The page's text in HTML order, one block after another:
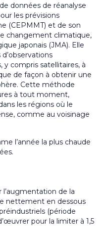
données de réanalyse
les prévisions
(CEPMMT) et de son
changement climatique,
japonais (JMA). Elle
compris satellitaires, à
de façon à obtenir une
Cette méthode
à tout moment,
les régions où le
comme au voisinage
l’année la plus chaude
l’augmentation de la
nettement en dessous
(période
pour la limiter à 1,5